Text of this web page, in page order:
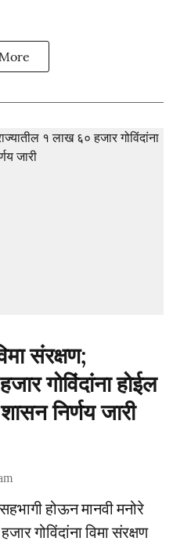
संरक्षण;
गोविंदांना होईल
निर्णय जारी
होऊन मानवी मनोरे
गोविंदांना विमा संरक्षण